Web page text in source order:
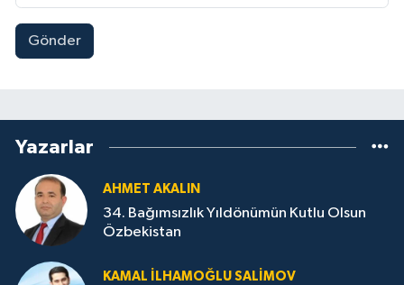
Gönder
Yazarlar
AHMET AKALIN
34. Bağımsızlık Yıldönümün Kutlu Olsun
Özbekistan
KAMAL İLHAMOĞLU SALIMOV